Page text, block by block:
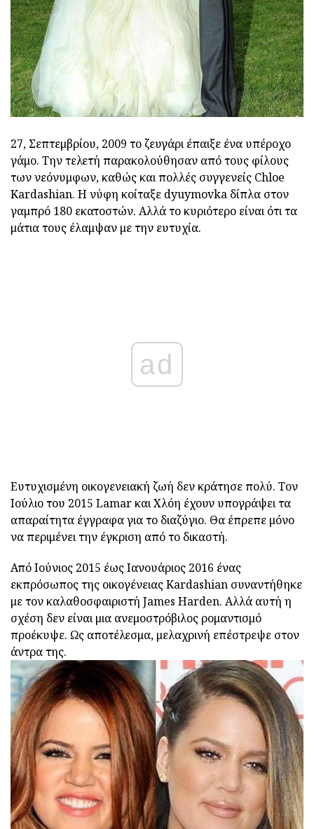
27, Σεπτεμβρίου, 2009 το ζευγάρι έπαιξε ένα υπέροχο
γάμο. Την τελετή παρακολούθησαν από τους φίλους
των νεόνυμφων, καθώς και πολλές συγγενείς Chloe
Kardashian. Η νύφη κοίταξε dyuymovka δίπλα στον
γαμπρό 180 εκατοστών. Αλλά το κυριότερο είναι ότι τα
μάτια τους έλαμψαν με την ευτυχία.
ad
Ευτυχισμένη οικογενειακή ζωή δεν κράτησε πολύ. Τον
Ιούλιο του 2015 Lamar και Χλόη έχουν υπογράψει τα
απαραίτητα έγγραφα για το διαζύγιο. Θα έπρεπε μόνο
να περιμένει την έγκριση από το δικαστή.
Από Ιούνιος 2015 έως Ιανουάριος 2016 ένας
εκπρόσωπος της οικογένειας Kardashian συναντήθηκε
με τον καλαθοσφαιριστή James Harden. Αλλά αυτή η
σχέση δεν είναι μια ανεμοστρόβιλος ρομαντισμό
προέκυψε. Ως αποτέλεσμα, μελαχρινή επέστρεψε στον
άντρα της.